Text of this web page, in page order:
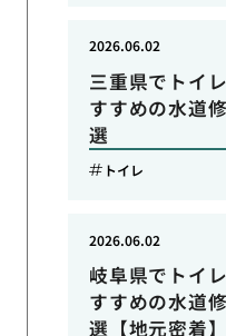
三重県でトイ
すすめの水道
選
2026.06.02
トイレ
岐阜県でトイ
すすめの水道
選【地元密着】
2026.06.02